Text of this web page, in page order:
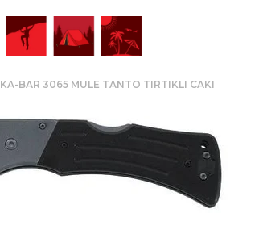
KA-BAR 3065 MULE TANTO TIRTIKLI CAKI